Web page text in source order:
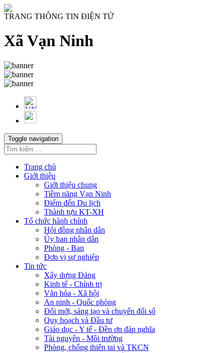
TRANG THÔNG TIN ĐIỆN TỬ
Xã Vạn Ninh
Toggle navigation
Trang chủ
Giới thiệu
Giới thiệu chung
Tiềm năng Vạn Ninh
Điểm đến Du lịch
Thành tựu KT-XH
Tổ chức hành chính
Hội đồng nhân dân
Ủy ban nhân dân
Phòng - Ban
Đơn vị sự nghiệp
Tin tức
Xây dựng Đảng
Kinh tế - Chính trị
Văn hóa - Xã hội
An ninh - Quốc phòng
Đổi mới, sáng tạo và chuyển đổi số
Quy hoạch và Đầu tư
Giáo dục - Y tế - Đền ơn đáp nghĩa
Tài nguyên - Môi trường
Phòng, chống thiên tai và TKCN